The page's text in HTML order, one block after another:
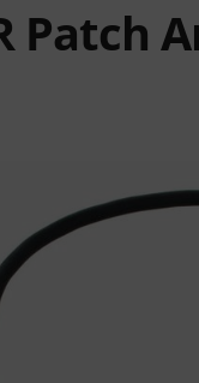
Patch
118 evaluări ale